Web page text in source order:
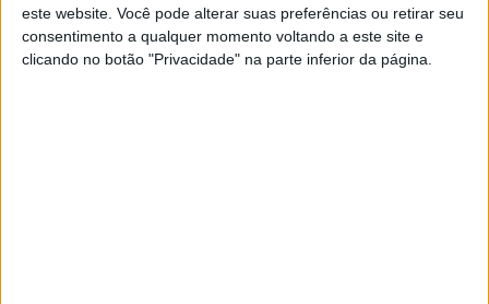
este website. Você pode alterar suas preferências ou retirar seu
consentimento a qualquer momento voltando a este site e
clicando no botão "Privacidade" na parte inferior da página.
inspiradora o conceito do Passaporte Douro.
O evento desafia os mototuristas a cumprirem um
percurso circular com passagem por diversos pontos de